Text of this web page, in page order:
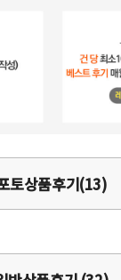
토상품후기(13)